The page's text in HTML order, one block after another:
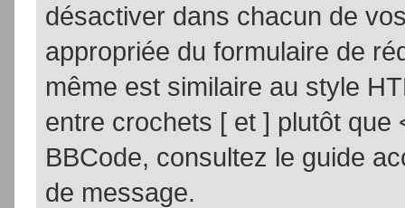
désactiver dans chacun de
appropriée du formulaire de
même est similaire au style
entre crochets [ et ] plutôt que
BBCode, consultez le guide
de message.